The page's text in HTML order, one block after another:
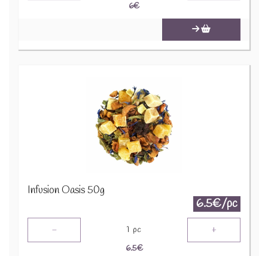
6€
Infusion Oasis 50g
6.5€/pc
- 1 pc +
6.5€